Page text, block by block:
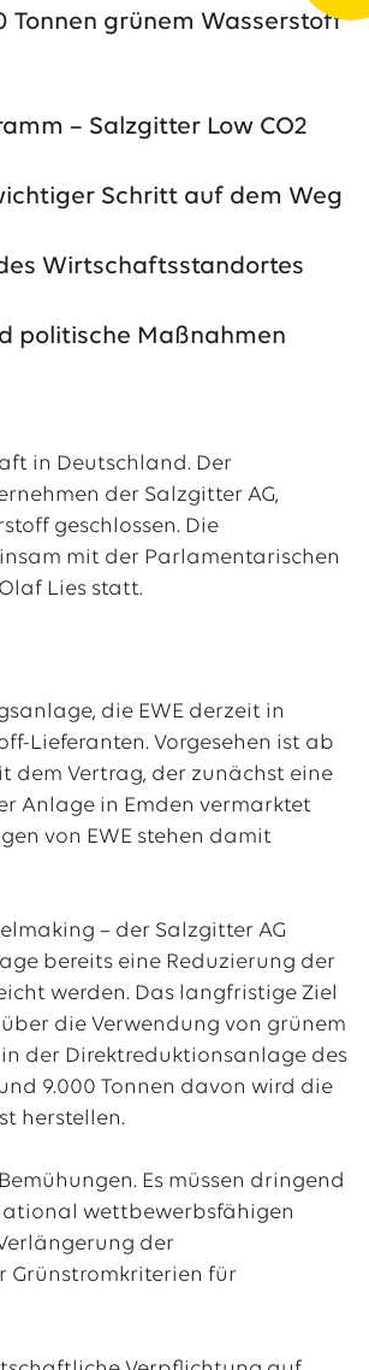
Tonnen grünem Wasserstoff
– Salzgitter Low CO2
Schritt auf dem Weg
Wirtschaftsstandortes
politische Maßnahmen
in Deutschland. Der
der Salzgitter AG,
geschlossen. Die
mit der Parlamentarischen
Lies statt.
die EWE derzeit in
Lieferanten. Vorgesehen ist ab
dem Vertrag, der zunächst eine
Anlage in Emden vermarktet
von EWE stehen damit
– der Salzgitter AG
bereits eine Reduzierung der
werden. Das langfristige Ziel
die Verwendung von grünem
der Direktreduktionsanlage des
9.000 Tonnen davon wird die
herstellen.
Es müssen dringend
wettbewerbsfähigen
der
Grünstromkriterien für